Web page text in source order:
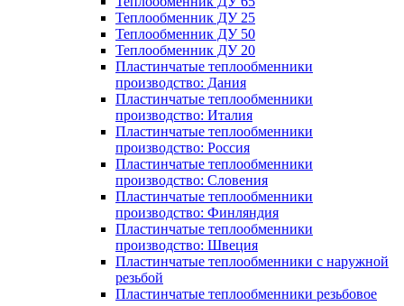
Теплообменник ДУ 25
Теплообменник ДУ 50
Теплообменник ДУ 20
Пластинчатые теплообменники
производство: Дания
Пластинчатые теплообменники
производство: Италия
Пластинчатые теплообменники
производство: Россия
Пластинчатые теплообменники
производство: Словения
Пластинчатые теплообменники
производство: Финляндия
Пластинчатые теплообменники
производство: Швеция
Пластинчатые теплообменники с наружной
резьбой
Пластинчатые теплообменники резьбовое